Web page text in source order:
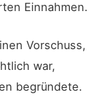
Einnahmen.
Vorschuss,
war,
begründete.